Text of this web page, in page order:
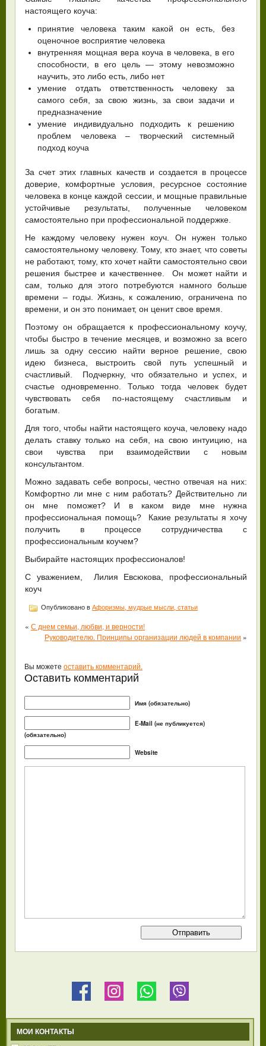
настоящего коуча:
принятие человека таким какой он есть, без
оценочное восприятие человека
внутренняя мощная вера коуча в человека, в его
способности, в его цель — этому невозможно
научить, это либо есть, либо нет
умение отдать ответственность человеку за
самого себя, за свою жизнь, за свои задачи и
предназначение
умение индивидуально подходить к решению
проблем человека – творческий системный
подход коуча
За счет этих главных качеств и создается в процессе
доверие, комфортные условия, ресурсное состояние
человека в конце каждой сессии, и мощные правильные
устойчивые результаты, полученные человеком
самостоятельно при профессиональной поддержке.
Не каждому человеку нужен коуч. Он нужен только
самостоятельному человеку. Тому, кто знает, что советы
не работают, тому, кто хочет найти самостоятельно свои
решения быстрее и качественнее. Он может найти и
сам, только для этого потребуются намного больше
времени – годы. Жизнь, к сожалению, ограничена по
времени, и он это понимает, он ценит свое время.
Поэтому он обращается к профессиональному коучу,
чтобы быстро в течение месяцев, и возможно за всего
лишь за одну сессию найти верное решение, свою
идею бизнеса, выстроить свой путь успешный и
счастливый. Подчеркну, что обязательно и успех, и
счастье одновременно. Только тогда человек будет
чувствовать себя по-настоящему счастливым и
богатым.
Для того, чтобы найти настоящего коуча, человеку надо
делать ставку только на себя, на свою интуицию, на
свои чувства при взаимодействии с новым
консультантом.
Можно задавать себе вопросы, честно отвечая на них:
Комфортно ли мне с ним работать? Действительно ли
он мне поможет? И в каком виде мне нужна
профессиональная помощь? Какие результаты я хочу
получить в процессе сотрудничества с
профессиональным коучем?
Выбирайте настоящих профессионалов!
С уважением, Лилия Евсюкова, профессиональный
коуч
Опубликовано в Афоризмы, мудрые мысли, статьи
« С днем семьи, любви, и верности!
Руководителю. Принципы организации людей в компании »
Вы можете оставить комментарий.
Оставить комментарий
Имя (обязательно)
E-Mail (не публикуется)
(обязательно)
Website
МОИ КОНТАКТЫ